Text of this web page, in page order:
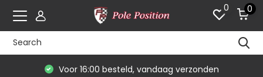
0 0
Voor 16:00 besteld, vandaag verzonden